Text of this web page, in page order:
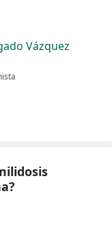
Vázquez